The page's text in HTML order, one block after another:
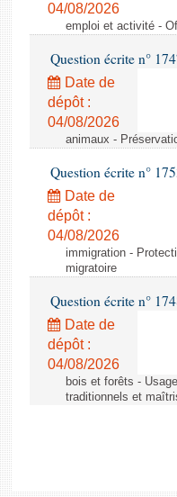
04/08/2026
emploi et activité -
Question écrite n°
Date de
dépôt :
04/08/2026
animaux -
Question écrite n°
Date de
dépôt :
04/08/2026
immigration -
migratoire
Question écrite n°
Date de
dépôt :
04/08/2026
bois et forêts -
traditionnels et